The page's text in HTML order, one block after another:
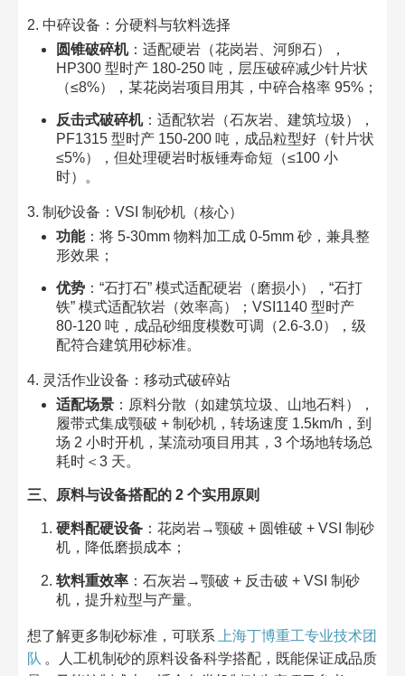
2. 中碎设备：分硬料与软料选择​
圆锥破碎机：适配硬岩（花岗岩、河卵石），
HP300 型时产 180-250 吨，层压破碎减少针片状
（≤8%），某花岗岩项目用其，中碎合格率 95%；​
反击式破碎机：适配软岩（石灰岩、建筑垃圾），
PF1315 型时产 150-200 吨，成品粒型好（针片状
≤5%），但处理硬岩时板锤寿命短（≤100 小
时）。​
3. 制砂设备：VSI 制砂机（核心）​
功能：将 5-30mm 物料加工成 0-5mm 砂，兼具整
形效果；​
优势：“石打石” 模式适配硬岩（磨损小），“石打
铁” 模式适配软岩（效率高）；VSI1140 型时产
80-120 吨，成品砂细度模数可调（2.6-3.0），级
配符合建筑用砂标准。​
4. 灵活作业设备：移动式破碎站​
适配场景：原料分散（如建筑垃圾、山地石料），
履带式集成颚破 + 制砂机，转场速度 1.5km/h，到
场 2 小时开机，某流动项目用其，3 个场地转场总
耗时＜3 天。​
三、原料与设备搭配的 2 个实用原则​
硬料配硬设备：花岗岩→颚破 + 圆锥破 + VSI 制砂
机，降低磨损成本；​
软料重效率：石灰岩→颚破 + 反击破 + VSI 制砂
机，提升粒型与产量。​
想了解更多制砂标准，可联系
上海丁博重工专业技术团
队 。人工机制砂的原料设备科学搭配，既能保证成品质